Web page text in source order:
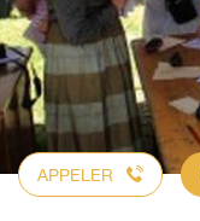
APPELER